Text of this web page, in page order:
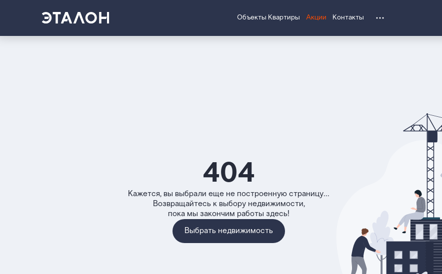
Объекты Квартиры Акции Контакты
404
Кажется, вы выбрали еще не построенную страницу...
Возвращайтесь к выбору недвижимости,
пока мы закончим работы здесь!
Выбрать недвижимость